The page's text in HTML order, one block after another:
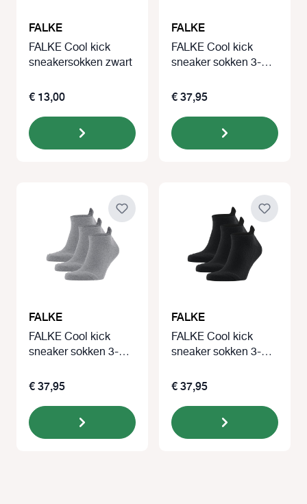
FALKE
FALKE Cool kick
sneakersokken zwart
€ 13,00
FALKE
FALKE Cool kick
sneaker sokken 3-
€ 37,95
FALKE
FALKE Cool kick
sneaker sokken 3-
€ 37,95
FALKE
FALKE Cool kick
sneaker sokken 3-
€ 37,95